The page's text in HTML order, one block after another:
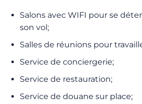
Salons avec WIFI pour se
son vol;
Salles de réunions pour
Service de conciergerie;
Service de restauration;
Service de douane sur place;